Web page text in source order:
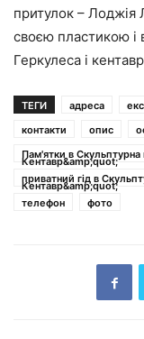
притулок – Лоджія
своєю пластикою і
Геркулеса і
ТЕГИ адреса
контакти
опис
Пам'ятки в Скульптурна
Кентавр&amp;quot;
приватний гід в
Кентавр&amp;quot;
телефон
фото